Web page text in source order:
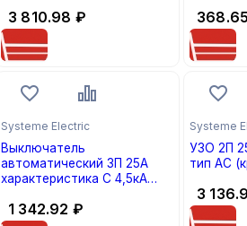
характеристика С 4.5kA тип
AС 230В 1П+N АВДТ
(кратно 1)
3 810.98 ₽
Systeme Electric
Выключатель
автоматический 3П 25А
характеристика С 4,5кА
1 342.92 ₽
Systeme
УЗО 2П 25А 30мА City9 Set
тип AC
3